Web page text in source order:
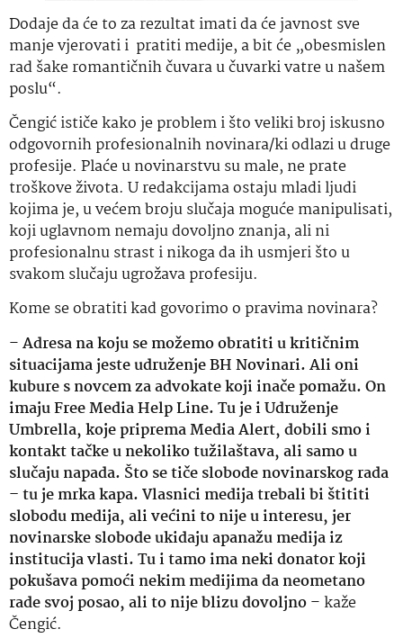
Dodaje da će to za rezultat imati da će javnost sve
manje vjerovati i pratiti medije, a bit će „obesmislen
rad šake romantičnih čuvara u čuvarki vatre u našem
poslu“.
Čengić ističe kako je problem i što veliki broj iskusno
odgovornih profesionalnih novinara/ki odlazi u druge
profesije. Plaće u novinarstvu su male, ne prate
troškove života. U redakcijama ostaju mladi ljudi
kojima je, u većem broju slučaja moguće manipulisati,
koji uglavnom nemaju dovoljno znanja, ali ni
profesionalnu strast i nikoga da ih usmjeri što u
svakom slučaju ugrožava profesiju.
Kome se obratiti kad govorimo o pravima novinara?
–Adresa na koju se možemo obratiti u kritičnim
situacijama jeste udruženje BH Novinari. Ali oni
kubure s novcem za advokate koji inače pomažu. On
imaju Free Media Help Line. Tu je i Udruženje
Umbrella, koje priprema Media Alert, dobili smo i
kontakt tačke u nekoliko tužilaštava, ali samo u
slučaju napada. Što se tiče slobode novinarskog rada
– tu je mrka kapa. Vlasnici medija trebali bi štititi
slobodu medija, ali većini to nije u interesu, jer
novinarske slobode ukidaju apanažu medija iz
institucija vlasti. Tu i tamo ima neki donator koji
pokušava pomoći nekim medijima da neometano
rade svoj posao, ali to nije blizu dovoljno– kaže
Čengić.